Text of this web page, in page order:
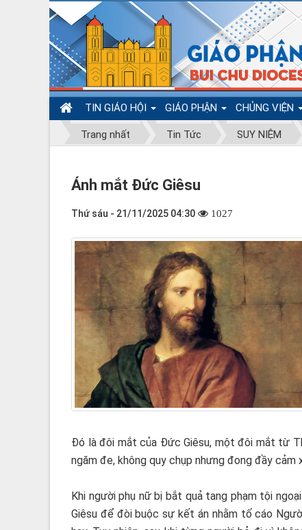
TIN GIÁO HỘI GIÁO PHẬN CHỦNG VIỆN
Trang nhất Tin Tức SUY NIỆM
Ánh mắt Đức Giêsu
Thứ sáu - 21/11/2025 04:30 1027
Đó là đôi mắt của Đức Giêsu, một đôi mắt từ
ngăm đe, không quy chụp nhưng đong đầy cảm
Khi người phụ nữ bị bắt quả tang phạm tội
Giêsu để đòi buộc sự kết án nhằm tố cáo